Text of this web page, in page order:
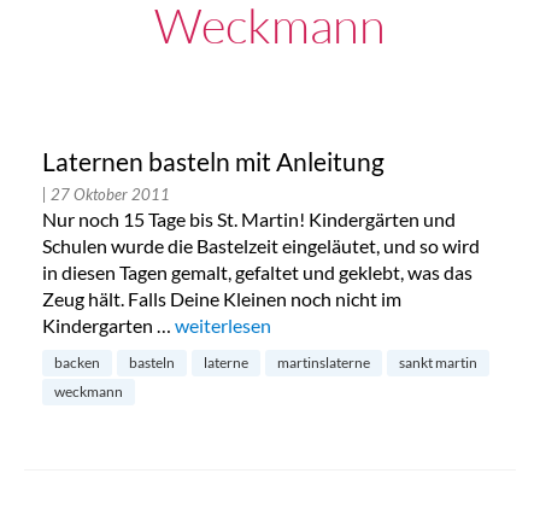
Weckmann
Laternen basteln mit Anleitung
| 27 Oktober 2011
Nur noch 15 Tage bis St. Martin! Kindergärten und
Schulen wurde die Bastelzeit eingeläutet, und so wird
in diesen Tagen gemalt, gefaltet und geklebt, was das
Zeug hält. Falls Deine Kleinen noch nicht im
Kindergarten … „Laternen basteln mit Anleitung“
weiterlesen
backen basteln laterne martinslaterne
sankt martin
weckmann